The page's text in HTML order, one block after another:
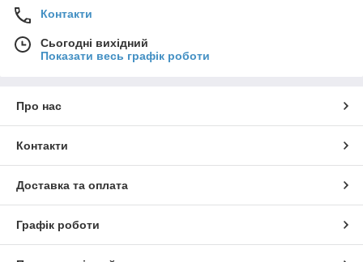
Контакти
Сьогодні вихідний
Показати весь графік роботи
Про нас
Контакти
Доставка та оплата
Графік роботи